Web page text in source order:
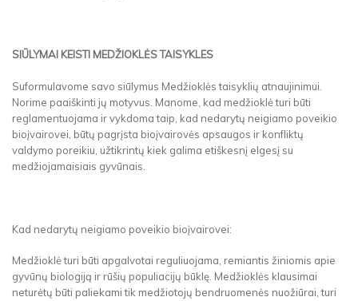
SIŪLYMAI KEISTI MEDŽIOKLĖS TAISYKLES
Suformulavome savo siūlymus Medžioklės taisyklių atnaujinimui.
Norime paaiškinti jų motyvus. Manome, kad medžioklė turi būti
reglamentuojama ir vykdoma taip, kad nedarytų neigiamo poveikio
bioįvairovei, būtų pagrįsta bioįvairovės apsaugos ir konfliktų
valdymo poreikiu, užtikrintų kiek galima etiškesnį elgesį su
medžiojamaisiais gyvūnais.
Kad nedarytų neigiamo poveikio bioįvairovei:
Medžioklė turi būti apgalvotai reguliuojama, remiantis žiniomis apie
gyvūnų biologiją ir rūšių populiacijų būklę. Medžioklės klausimai
neturėtų būti paliekami tik medžiotojų bendruomenės nuožiūrai, turi